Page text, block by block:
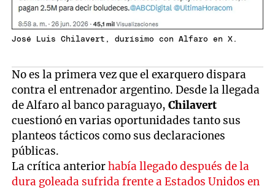
José Luis Chilavert, durísimo con Alfaro en X.
No es la primera vez que el exarquero dispara
contra el entrenador argentino. Desde la llegada
de Alfaro al banco paraguayo,Chilavert
cuestionó en varias oportunidades tanto sus
planteos tácticos como sus declaraciones
públicas.
La crítica anteriorhabía llegado después de la
dura goleada sufrida frente a Estados Unidos en